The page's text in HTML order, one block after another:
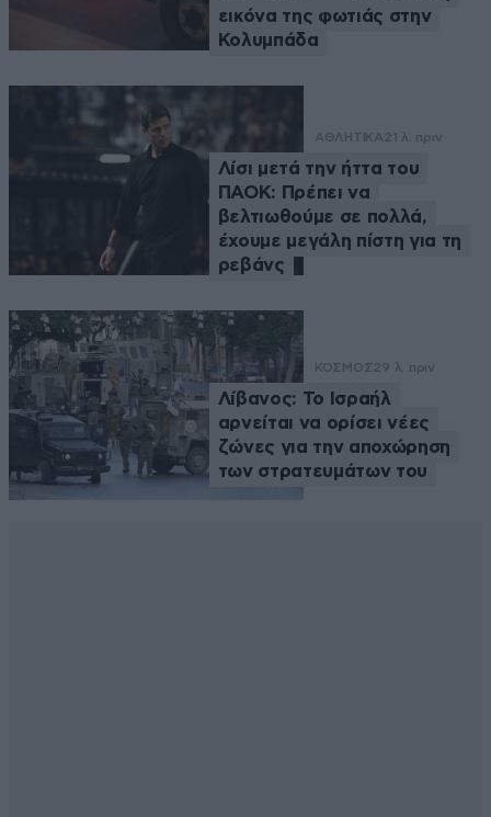
εικόνα της φωτιάς στην
Κολυμπάδα
ΑΘΛΗΤΙΚΑ21 λ. πριν
Λίσι μετά την ήττα του
ΠΑΟΚ: Πρέπει να
βελτιωθούμε σε πολλά,
έχουμε μεγάλη πίστη για τη
ρεβάνς
ΚΟΣΜΟΣ29 λ. πριν
Λίβανος: Το Ισραήλ
αρνείται να ορίσει νέες
ζώνες για την αποχώρηση
των στρατευμάτων του